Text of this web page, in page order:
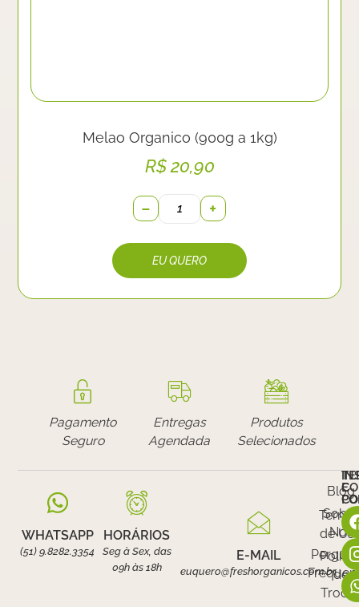
Melao Organico (900g a 1kg)
R$20,90
− +
Pagamento
Seguro
Entregas
Agendada
Produtos
Selecionados
WHATSAPP
(51) 9.8282.3354 E-MAIL
euquero@freshorganicos.com.br
HORÁRIOS
Seg à Sex, das
09h às 18h
Blog
Sobre
Nós
E
de
de